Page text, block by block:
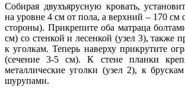
Собирая двухъярусную кровать,
на уровне 4 см от пола, а верхний – 170 см
стороны). Прикрепите оба матраца
см) со стенкой и лесенкой (узел 3), также
к уголкам. Теперь наверху прикрутите
(сечение 3-5 см). К стене планки
металлические уголки (узел 2), к
шурупами.